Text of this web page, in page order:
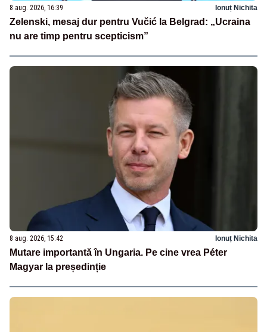
8 aug. 2026, 16:39 Ionuț Nichita
Zelenski, mesaj dur pentru Vučić la Belgrad: „Ucraina
nu are timp pentru scepticism”
8 aug. 2026, 15:42 Ionuț Nichita
Mutare importantă în Ungaria. Pe cine vrea Péter
Magyar la președinție